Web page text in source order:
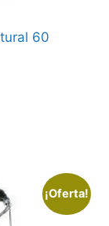
60
¡Oferta!